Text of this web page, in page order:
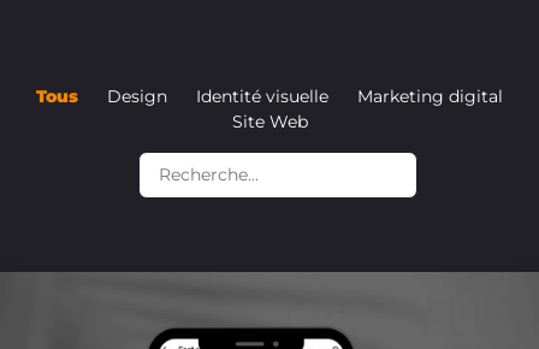
Tous Design Identité visuelle
Marketing digital
Site Web